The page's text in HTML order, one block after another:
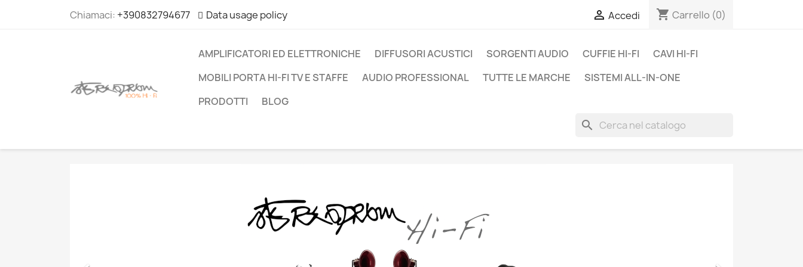
Chiamaci: +390832794677 Data usage policy  Accedi shopping_cart Carrello (0)
AMPLIFICATORI ED ELETTRONICHE DIFFUSORI ACUSTICI SORGENTI AUDIO CUFFIE HI-FI
CAVI HI-FI
MOBILI PORTA HI-FI TV E STAFFE
AUDIO PROFESSIONAL TUTTE LE MARCHE
SISTEMI ALL-IN-ONE
PRODOTTI
BLOG
search